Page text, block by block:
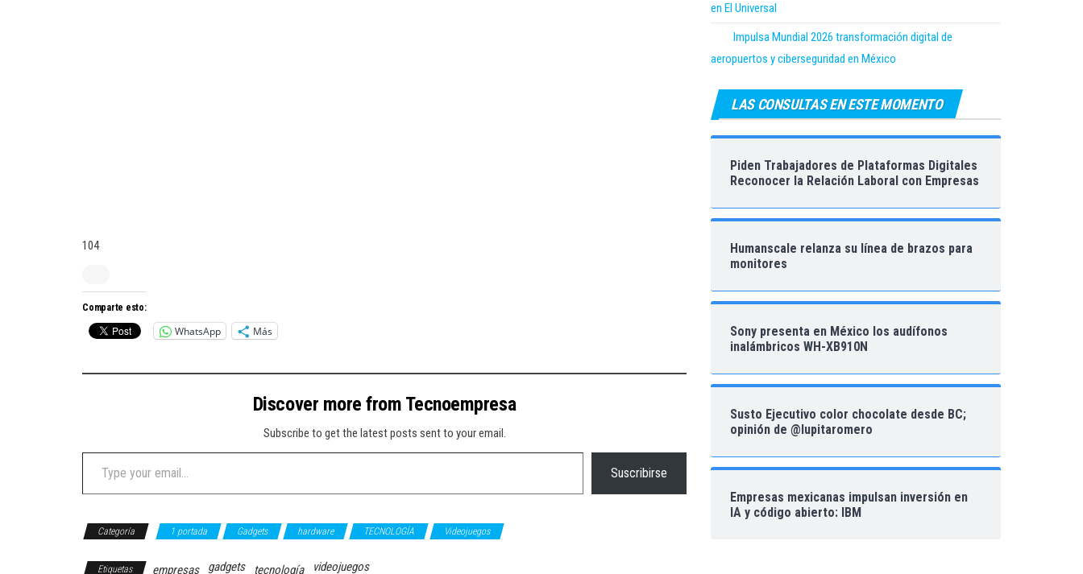
104
Comparte esto:
WhatsApp Más
Discover more from Tecnoempresa
Subscribe to get the latest posts sent to your email.
Type your email…
Suscribirse
Categoría 1 portada Gadgets hardware TECNOLOGÍA Videojuegos
Etiquetas empresas gadgets tecnología videojuegos
en El Universal
Impulsa Mundial 2026 transformación digital de
aeropuertos y ciberseguridad en México
LAS CONSULTAS EN ESTE MOMENTO
Piden Trabajadores de Plataformas Digitales
Reconocer la Relación Laboral con Empresas
Humanscale relanza su línea de brazos para
monitores
Sony presenta en México los audífonos
inalámbricos WH-XB910N
Susto Ejecutivo color chocolate desde BC;
opinión de @lupitaromero
Empresas mexicanas impulsan inversión en
IA y código abierto: IBM